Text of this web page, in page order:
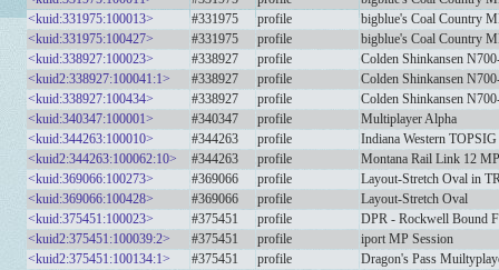
<kuid:331975:100013>
#331975 profile
bigblue's Coal Country
<kuid:331975:100427>
#331975 profile
bigblue's Coal Country
<kuid:338927:100023>
#338927 profile
Colden Shinkansen
<kuid2:338927:100041:1>
#338927 profile
Colden Shinkansen
<kuid:338927:100434>
#338927 profile
Colden Shinkansen
<kuid:340347:100001>
#340347 profile
Multiplayer Alpha
<kuid:344263:100010>
#344263 profile
Indiana Western TOPSIG
<kuid2:344263:100062:10>
#344263 profile
Montana Rail Link 12
<kuid:369066:100273>
#369066 profile
Layout-Stretch Oval in
<kuid:369066:100428>
#369066 profile
Layout-Stretch Oval
<kuid:375451:100023>
#375451 profile
DPR - Rockwell Bound
<kuid2:375451:100039:2>
#375451 profile
iport MP Session
<kuid2:375451:100134:1>
#375451 profile
Dragon's Pass